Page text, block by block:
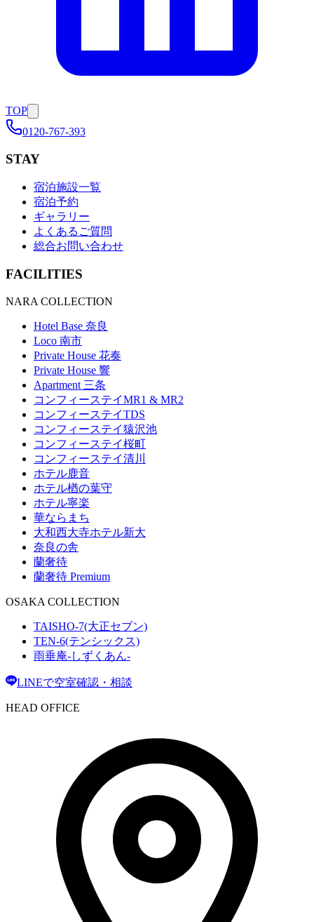
TOP
0120-767-393
STAY
宿泊施設一覧
宿泊予約
ギャラリー
よくあるご質問
総合お問い合わせ
FACILITIES
NARA COLLECTION
Hotel Base 奈良
Loco 南市
Private House 花奏
Private House 響
Apartment 三条
コンフィーステイMR1 & MR2
コンフィーステイTDS
コンフィーステイ猿沢池
コンフィーステイ桜町
コンフィーステイ清川
ホテル鹿音
ホテル楢の葉守
ホテル寧楽
華ならまち
大和西大寺ホテル新大
奈良の舎
蘭奢待
蘭奢待 Premium
OSAKA COLLECTION
TAISHO-7(大正セブン)
TEN-6(テンシックス)
雨垂庵-しずくあん-
LINEで空室確認・相談
HEAD OFFICE